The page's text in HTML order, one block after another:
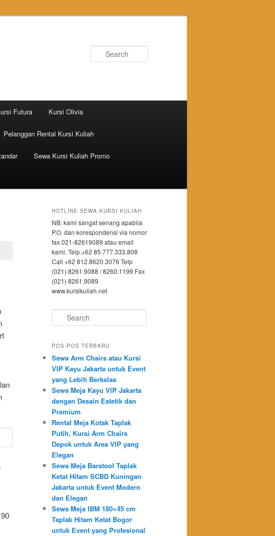
Futura Kursi Olivia
Pelanggan Rental Kursi Kuliah
Sewa Kursi Kuliah Promo
HOTLINE SEWA KURSI KULIAH
NB: kami sangat senang apabila
P.O. dan korespondensi via nomor
fax 021-82619089 atau email
kami. Telp.+62 85.777.333.808
Call +62 812.8620.3076 Telp
(021) 8261.9088 / 8260.1199 Fax
(021) 8261.9089
www.kursikuliah.net
Search
POS-POS TERBARU
Sewa Arm Chairs atau Kursi
VIP Kayu Jakarta untuk Event
yang Lebih Berkelas
Sewa Meja Kayu VIP Jakarta
dengan Desain Estetik dan
Premium
Rental Meja Kotak Taplak
Putih, Kursi Arm Chairs
Depok untuk Area VIP yang
Elegan
Sewa Meja Barstool Taplak
Ketat Hitam SCBD Kuningan
Jakarta untuk Event Modern
dan Elegan
Sewa Meja IBM 180×45 cm
Taplak Hitam Ketat Bogor
untuk Event yang Profesional